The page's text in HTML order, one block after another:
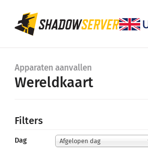
Apparaten aanvallen
Wereldkaart
Filters
Dag Afgelopen dag